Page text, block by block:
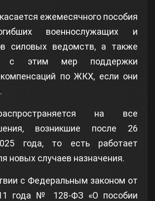
ежемесячного пособия
военнослужащих и
силовых ведомств, а также
с этим мер поддержки
по ЖКХ, если они
на все
возникшие после 26
года, то есть работает
новых случаев назначения.
с Федеральным законом от
года № 128‑ФЗ «О пособии